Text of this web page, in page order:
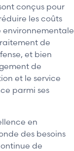
conçus pour
les coûts
de
et bien
de
et le service
parmi ses
en
des besoins
de